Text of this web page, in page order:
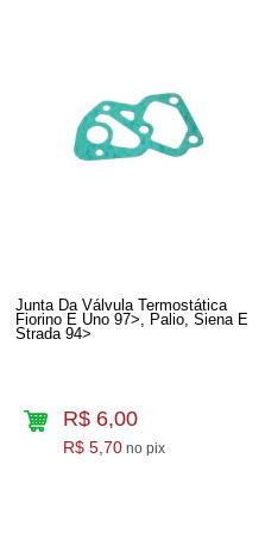
Junta Da Válvula Termostática
Fiorino E Uno 97>, Palio, Siena E
Strada 94>
R$ 6,00
R$ 5,70 no pix